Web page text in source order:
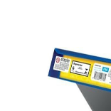
Merchandising
y regalos